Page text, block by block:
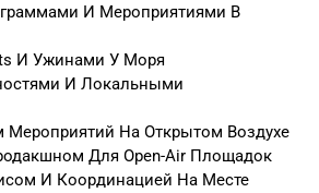
И Мероприятиями В
И Ужинами У Моря
И Локальными
Мероприятий На Открытом Воздухе
Для Open-Air Площадок
И Координацией На Месте